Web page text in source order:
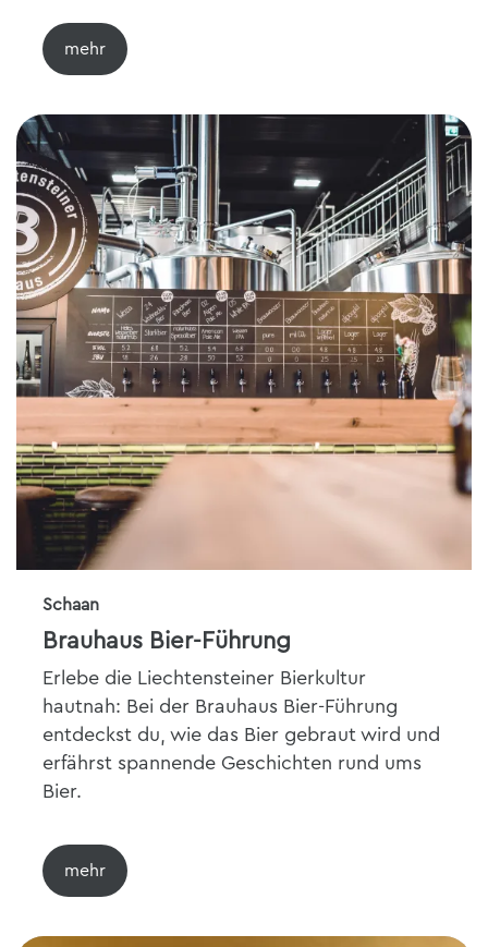
Schaan
Brauhaus Bier-Führung
Erlebe die Liechtensteiner Bierkultur
hautnah: Bei der Brauhaus Bier-Führung
entdeckst du, wie das Bier gebraut wird und
erfährst spannende Geschichten rund ums
Bier.